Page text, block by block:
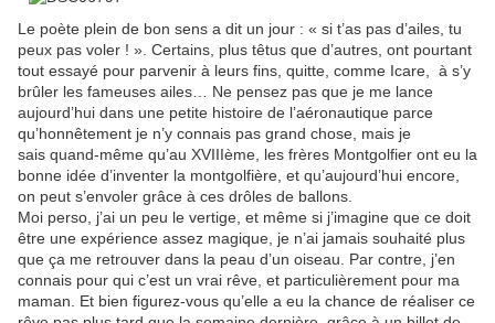
Le poète plein de bon sens a dit un jour : « si t’as pas d’ailes, tu
peux pas voler ! ». Certains, plus têtus que d’autres, ont pourtant
tout essayé pour parvenir à leurs fins, quitte, comme Icare,
à s’y
brûler les fameuses ailes… Ne pensez pas que je me lance
aujourd’hui dans une petite histoire de l’aéronautique parce
qu’honnêtement je n’y connais pas grand chose, mais je
sais quand-même qu’au XVIIIème, les frères Montgolfier ont eu la
bonne idée d’inventer la montgolfière, et qu’aujourd’hui encore,
on peut s’envoler grâce à ces drôles de ballons.
Moi perso, j’ai un peu le vertige, et même si j’imagine que ce doit
être une expérience assez magique, je n’ai jamais souhaité plus
que ça me retrouver dans la peau d’un oiseau. Par contre, j’en
connais pour qui c’est un vrai rêve, et particulièrement pour ma
maman. Et bien figurez-vous qu’elle a eu la chance de réaliser ce